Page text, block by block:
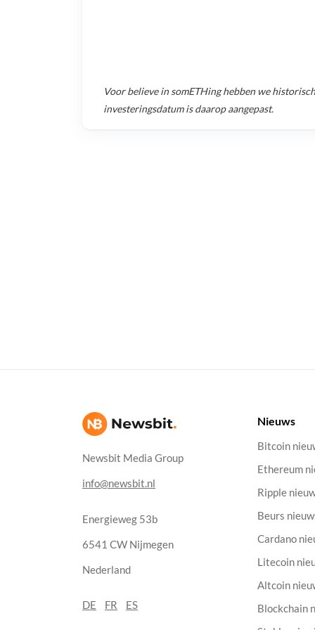
Voorbelieve in somETHinghebben we
investeringsdatum is daarop aangepast.
Newsbit Media Group
info@newsbit.nl
Energieweg 53b
6541 CW Nijmegen
Nederland
DE FR ES
Nieuws
Bitcoin
Ethereum
Ripple
Beurs
Cardano
Litecoin
Altcoin
Blockchain